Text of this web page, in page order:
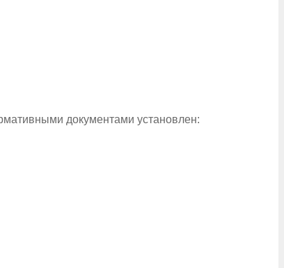
документами установлен: